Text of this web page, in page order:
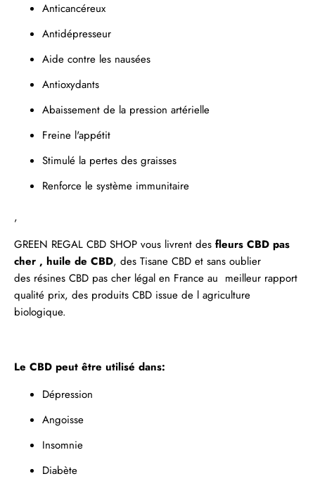
Anticancéreux
Antidépresseur
Aide contre les nausées
Antioxydants
Abaissement de la pression artérielle
Freine l'appétit
Stimulé la pertes des graisses
Renforce le système immunitaire
,
GREEN REGAL CBD SHOP vous livrent des fleurs CBD pas
cher , huile de CBD, des Tisane CBD et sans oublier
des résines CBD pas cher légal en France au meilleur rapport
qualité prix, des produits CBD issue de l agriculture
biologique.
Le CBD peut être utilisé dans:
Dépression
Angoisse
Insomnie
Diabète